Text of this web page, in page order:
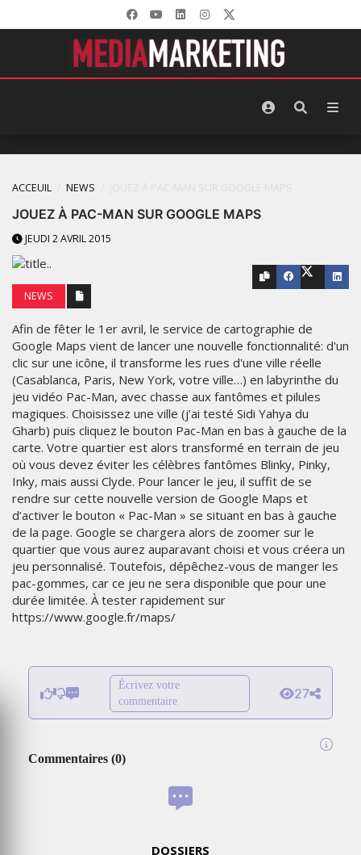
ACCEUIL NEWS
JOUEZ À PAC-MAN SUR GOOGLE MAPS
JEUDI 2 AVRIL 2015
NEWS
Afin de fêter le 1er avril, le service de cartographie de
Google Maps vient de lancer une nouvelle fonctionnalité: d'un
clic sur une icône, il transforme les rues d'une ville réelle
(Casablanca, Paris, New York, votre ville…) en labyrinthe du
jeu vidéo Pac-Man, avec chasse aux fantômes et pilules
magiques. Choisissez une ville (j’ai testé Sidi Yahya du
Gharb) puis cliquez le bouton Pac-Man en bas à gauche de la
carte. Votre quartier est alors transformé en terrain de jeu
où vous devez éviter les célèbres fantômes Blinky, Pinky,
Inky, mais aussi Clyde. Pour lancer le jeu, il suffit de se
rendre sur cette nouvelle version de Google Maps et
d’activer le bouton « Pac-Man » se situant en bas à gauche
de la page. Google se chargera alors de zoomer sur le
quartier que vous aurez auparavant choisi et vous créera un
jeu personnalisé. Toutefois, dépêchez-vous de manger les
pac-gommes, car ce jeu ne sera disponible que pour une
durée limitée. À tester rapidement sur
https://www.google.fr/maps/
Écrivez votre
commentaire
27
Commentaires (0)
DOSSIERS